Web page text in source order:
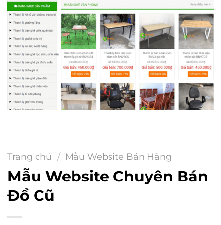
Trang chủ / Mẫu Website Bán Hàng
Mẫu Website Chuyên Bán
Đồ Cũ